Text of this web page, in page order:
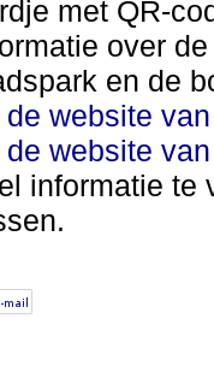
met QR-
over
en de
de website
de website
informatie te